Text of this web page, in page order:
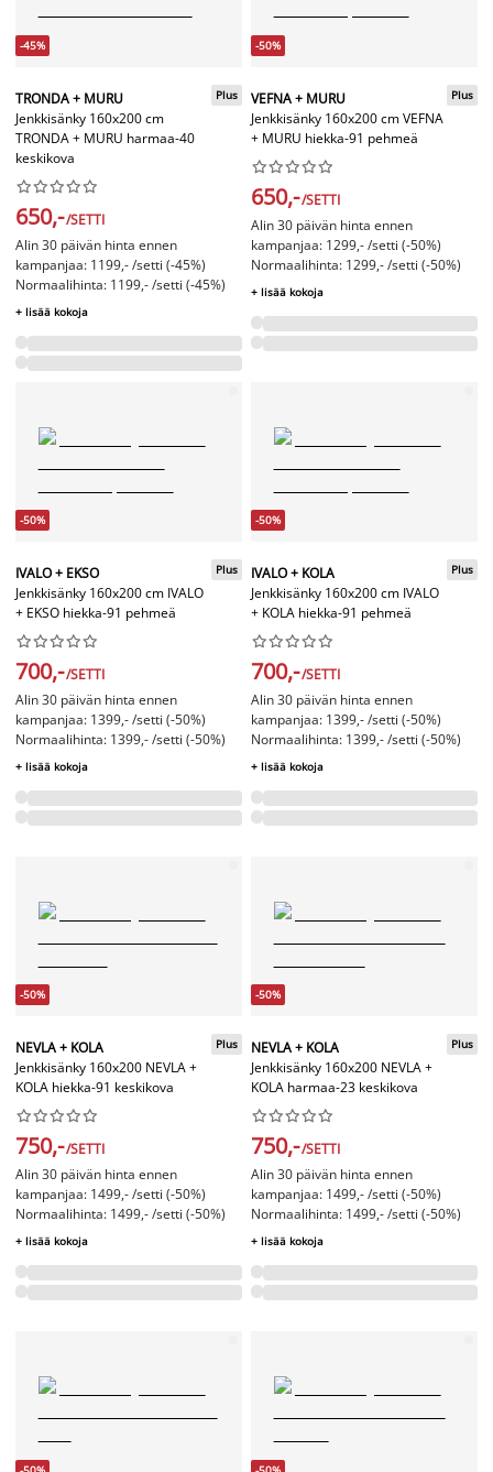
-45%
TRONDA + MURU
Jenkkisänky 160x200 cm
TRONDA + MURU harmaa-40
keskikova
Plus






650,-/SETTI
Alin 30 päivän hinta ennen
kampanjaa: 1199,- /setti (-45%)
Normaalihinta: 1199,- /setti (-45%)
+ lisää kokoja
-50%
VEFNA + MURU
Jenkkisänky 160x200 cm VEFNA
+ MURU hiekka-91 pehmeä
Plus






650,-/SETTI
Alin 30 päivän hinta ennen
kampanjaa: 1299,- /setti (-50%)
Normaalihinta: 1299,- /setti (-50%)
+ lisää kokoja
-50%
IVALO + EKSO
Jenkkisänky 160x200 cm IVALO
+ EKSO hiekka-91 pehmeä
Plus






700,-/SETTI
Alin 30 päivän hinta ennen
kampanjaa: 1399,- /setti (-50%)
Normaalihinta: 1399,- /setti (-50%)
+ lisää kokoja
-50%
IVALO + KOLA
Jenkkisänky 160x200 cm IVALO
+ KOLA hiekka-91 pehmeä
Plus






700,-/SETTI
Alin 30 päivän hinta ennen
kampanjaa: 1399,- /setti (-50%)
Normaalihinta: 1399,- /setti (-50%)
+ lisää kokoja
-50%
NEVLA + KOLA
Jenkkisänky 160x200 NEVLA +
KOLA hiekka-91 keskikova
Plus






750,-/SETTI
Alin 30 päivän hinta ennen
kampanjaa: 1499,- /setti (-50%)
Normaalihinta: 1499,- /setti (-50%)
+ lisää kokoja
-50%
NEVLA + KOLA
Jenkkisänky 160x200 NEVLA +
KOLA harmaa-23 keskikova
Plus






750,-/SETTI
Alin 30 päivän hinta ennen
kampanjaa: 1499,- /setti (-50%)
Normaalihinta: 1499,- /setti (-50%)
+ lisää kokoja